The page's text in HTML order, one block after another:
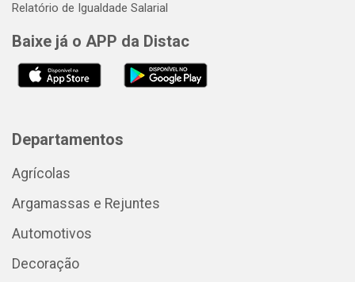
Relatório de Igualdade Salarial
Baixe já o APP da Distac
Departamentos
Agrícolas
Argamassas e Rejuntes
Automotivos
Decoração